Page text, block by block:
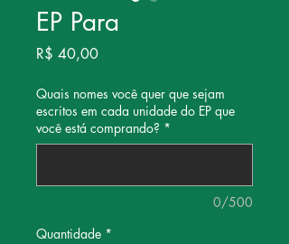
EP Para
R$ 40,00Preço
Quais nomes você quer que sejam
escritos em cada unidade do EP que
você está comprando? *
0/500
Quantidade *